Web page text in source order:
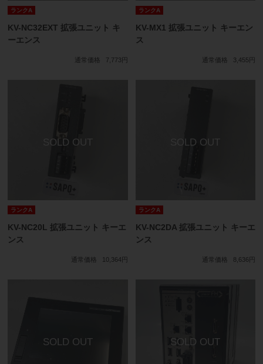
ランクA
KV-NC32EXT 拡張ユニット キ
ーエンス
通常価格 7,773円
ランクA
KV-MX1 拡張ユニット キーエン
ス
通常価格 3,455円
ランクA
KV-NC20L 拡張ユニット キーエ
ンス
通常価格 10,364円
ランクA
KV-NC2DA 拡張ユニット キーエ
ンス
通常価格 8,636円